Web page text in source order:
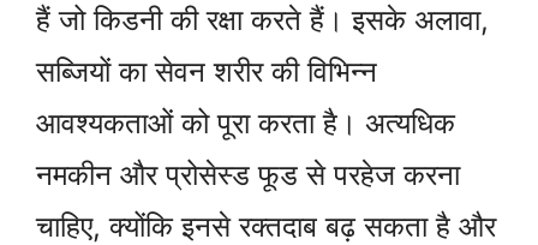
हैं जो किडनी की रक्षा करते हैं। इसके अलावा,
सब्जियों का सेवन शरीर की विभिन्न
आवश्यकताओं को पूरा करता है। अत्यधिक
नमकीन और प्रोसेस्ड फूड से परहेज करना
चाहिए, क्योंकि इनसे रक्तदाब बढ़ सकता है और